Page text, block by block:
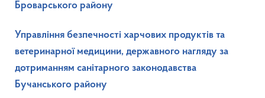
Броварського району
Управління безпечності харчових продуктів та
ветеринарної медицини, державного нагляду за
дотриманням санітарного законодавства
Бучанського району